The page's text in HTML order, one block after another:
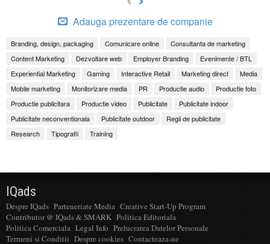
Adauga prezentare de companie
Branding, design, packaging Comunicare online
Consultanta de marketing
Content Marketing
Dezvoltare web Employer Branding
Evenimente / BTL
Experiential Marketing
Gaming Interactive Retail Marketing direct
Media
Mobile marketing
Monitorizare media PR Productie audio
Productie foto
Productie publicitara
Productie video Publicitate
Publicitate indoor
Publicitate neconventionala
Publicitate outdoor
Regii de publicitate
Research
Tipografii Training
IQads
Despre IQads Parteneriate Media Creative Start-Up Program
Contributor @ IQads & SMARK Politica Editoriala
Politica Comerciala Legal Info Prelucrarea Datelor Personale
Termeni si Conditii Despre cookies Contacteaza-ne